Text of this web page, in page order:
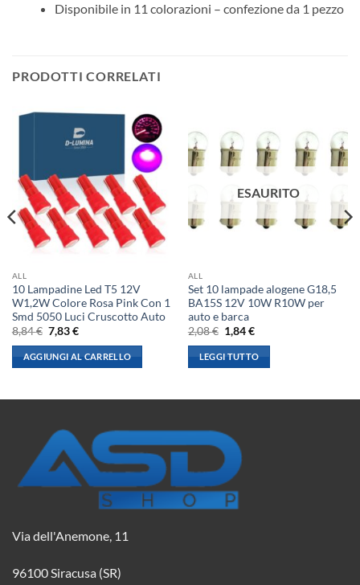
Disponibile in 11 colorazioni – confezione da 1 pezzo
PRODOTTI CORRELATI
ALL
10 Lampadine Led T5 12V
W1,2W Colore Rosa Pink Con 1
Smd 5050 Luci Cruscotto Auto
8,84€ Il
prezzo
originale
era:
8,84 €.
7,83€Il
attuale
è:
7,83 €.
AGGIUNGI AL CARRELLO
ESAURITO
ALL
Set 10 lampade alogene G18,5
BA15S 12V 10W R10W per
auto e barca
2,08€ Il
prezzo
originale
era:
2,08 €.
1,84€Il
attuale
è:
1,84 €.
LEGGI TUTTO
Via dell'Anemone, 11
96100 Siracusa (SR)